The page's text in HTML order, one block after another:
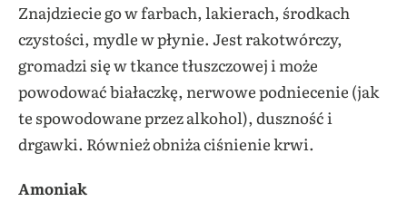
Znajdziecie go w farbach, lakierach, środkach
czystości, mydle w płynie. Jest rakotwórczy,
gromadzi się w tkance tłuszczowej i może
powodować białaczkę, nerwowe podniecenie (jak
te spowodowane przez alkohol), duszność i
drgawki. Również obniża ciśnienie krwi.
Amoniak